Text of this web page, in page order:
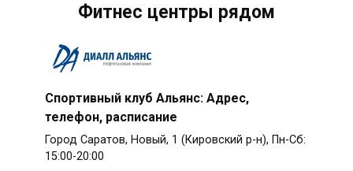
Фитнес центры рядом
Спортивный клуб Альянс: Адрес,
телефон, расписание
Город Саратов, Новый, 1 (Кировский р-н), Пн-Сб:
15:00-20:00